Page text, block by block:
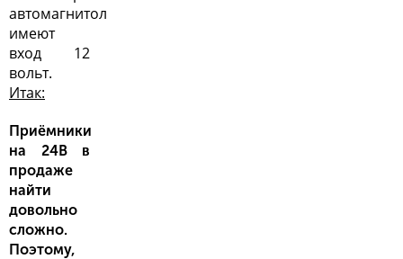
автомагнитол
имеют
вход 12
вольт.
Итак:
Приёмники
на 24В в
продаже
найти
довольно
сложно.
Поэтому,